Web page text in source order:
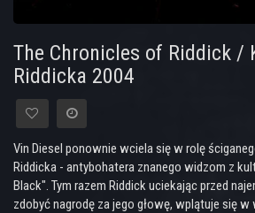
The Chronicles of Riddick /
Riddicka 2004
Vin Diesel ponownie wciela się w rolę
Riddicka - antybohatera znanego widzom z
Black". Tym razem Riddick uciekając przed
zdobyć nagrodę za jego głowę, wplątuje się